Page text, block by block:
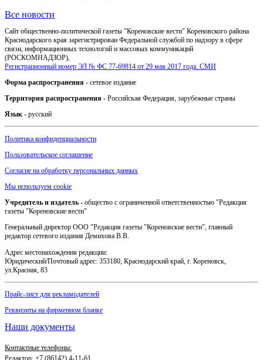
Все новости
Сайт общественно-политической газеты "Кореновские вести" Кореновского района
Краснодарского края зарегистрирован Федеральной службой по надзору в сфере
связи, информационных технологий и массовых коммуникаций
(РОСКОМНАДЗОР),
Регистрационный номер ЭЛ № ФС 77-69814 от 29 мая 2017 года. СМИ
Форма распространения - сетевое издание
Территория распространения - Российская Федерация, зарубежные страны
Язык - русский
Политика конфиденциальности
Пользовательское соглашение
Согласие на обработку персональных данных
Мы используем cookie
Учредитель и издатель - общество с ограниченной ответственностью "Редакция
газеты "Кореновские вести"
Генеральный директор ООО "Редакция газеты "Кореновские вести", главный
редактор сетевого издания Демихова В.В.
Адрес местонахождения редакции:
Юридический/Почтовый адрес: 353180, Краснодарский край, г. Кореновск,
ул.Красная, 83
Прайс-лист для рекламодателей
Реквизиты на фирменном бланке
Наши документы
Контактные телефоны:
Редактор: +7 (86142) 4-11-61